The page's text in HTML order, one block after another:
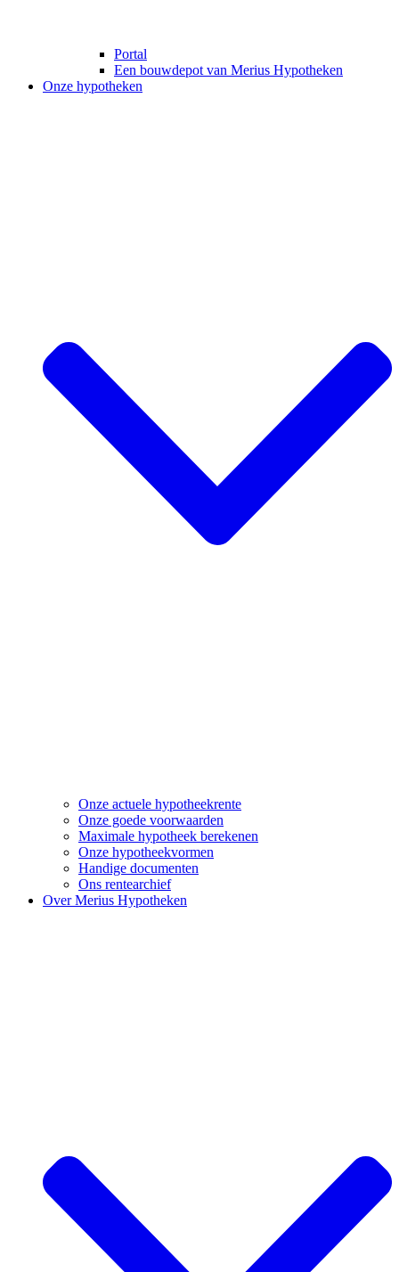
Portal
Een bouwdepot van Merius Hypotheken
Onze hypotheken
Onze actuele hypotheekrente
Onze goede voorwaarden
Maximale hypotheek berekenen
Onze hypotheekvormen
Handige documenten
Ons rentearchief
Over Merius Hypotheken